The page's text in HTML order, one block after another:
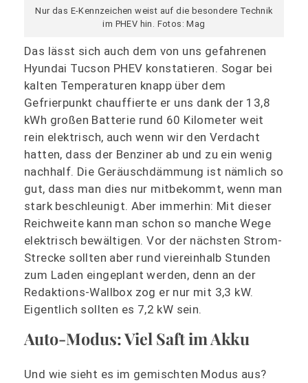
Nur das E-Kennzeichen weist auf die besondere Technik
im PHEV hin. Fotos: Mag
Das lässt sich auch dem von uns gefahrenen
Hyundai Tucson PHEV konstatieren. Sogar bei
kalten Temperaturen knapp über dem
Gefrierpunkt chauffierte er uns dank der 13,8
kWh großen Batterie rund 60 Kilometer weit
rein elektrisch, auch wenn wir den Verdacht
hatten, dass der Benziner ab und zu ein wenig
nachhalf. Die Geräuschdämmung ist nämlich so
gut, dass man dies nur mitbekommt, wenn man
stark beschleunigt. Aber immerhin: Mit dieser
Reichweite kann man schon so manche Wege
elektrisch bewältigen. Vor der nächsten Strom-
Strecke sollten aber rund viereinhalb Stunden
zum Laden eingeplant werden, denn an der
Redaktions-Wallbox zog er nur mit 3,3 kW.
Eigentlich sollten es 7,2 kW sein.
Auto-Modus: Viel Saft im Akku
Und wie sieht es im gemischten Modus aus?